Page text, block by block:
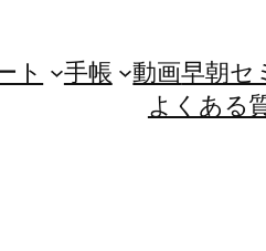
ト 手帳 動画早朝セ
よくある